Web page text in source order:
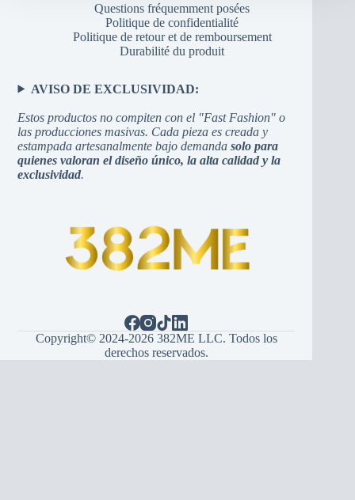
Questions fréquemment posées
Politique de confidentialité
Politique de retour et de remboursement
Durabilité du produit
AVISO DE EXCLUSIVIDAD:
Estos productos no compiten con el "Fast Fashion" o
las producciones masivas. Cada pieza es creada y
estampada artesanalmente bajo demandasolo para
quienes valoran el diseño único, la alta calidad y la
exclusividad.
Copyright© 2024-2026 382ME LLC. Todos los
derechos reservados.